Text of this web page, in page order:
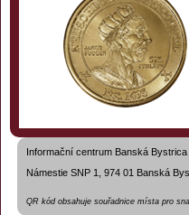
Informační centrum Banská Bystrica
Námestie SNP 1, 974 01 Banská
QR kód obsahuje souřadnice místa pro